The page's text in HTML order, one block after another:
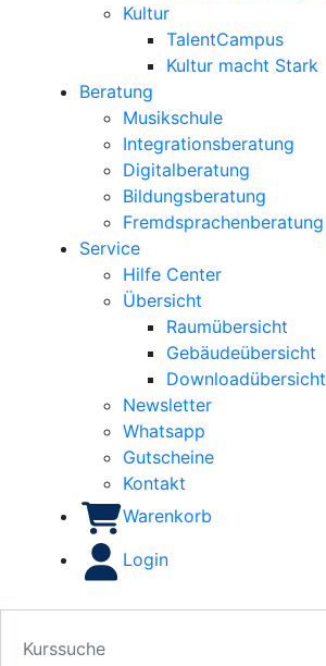
Kultur
TalentCampus
Kultur macht Stark
Beratung
Musikschule
Integrationsberatung
Digitalberatung
Bildungsberatung
Fremdsprachenberatung
Service
Hilfe Center
Übersicht
Raumübersicht
Gebäudeübersicht
Downloadübersicht
Newsletter
Whatsapp
Gutscheine
Kontakt
Warenkorb
Login